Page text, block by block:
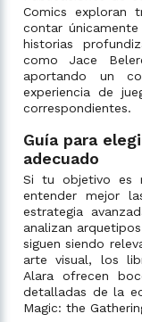
Comics exploran
contar
historias
como Jace
aportando un
experiencia de
correspondientes.
Guía para
adecuado
Si tu objetivo es
entender mejor
estrategia
analizan
siguen siendo
arte visual, los
Alara ofrecen
detalladas de la
Magic: the